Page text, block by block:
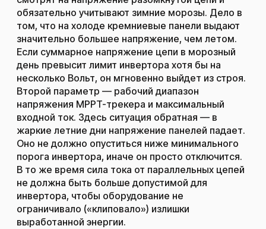
обязательно учитывают зимние морозы. Дело в
том, что на холоде кремниевые панели выдают
значительно большее напряжение, чем летом.
Если суммарное напряжение цепи в морозный
день превысит лимит инвертора хотя бы на
несколько Вольт, он мгновенно выйдет из строя.
Второй параметр — рабочий диапазон
напряжения MPPT-трекера и максимальный
входной ток. Здесь ситуация обратная — в
жаркие летние дни напряжение панелей падает.
Оно не должно опуститься ниже минимального
порога инвертора, иначе он просто отключится.
В то же время сила тока от параллельных цепей
не должна быть больше допустимой для
инвертора, чтобы оборудование не
ограничивало («клиповало») излишки
выработанной энергии.